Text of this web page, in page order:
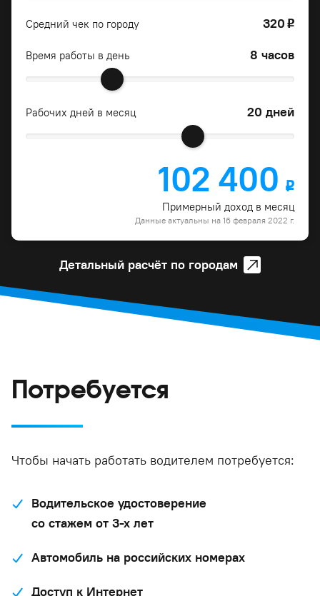
Средний чек по городу 320 o
Время работы в день 8 часов
Рабочих дней в месяц 20 дней
Примерный доход в месяц
102 400 o
Данные актуальны на 16 февраля 2022 г.
Детальный расчёт по городам
Потребуется
Чтобы начать работать водителем потребуется:
Водительское удостоверение
со стажем от 3-х лет
Автомобиль на российских номерах
Доступ к Интернет